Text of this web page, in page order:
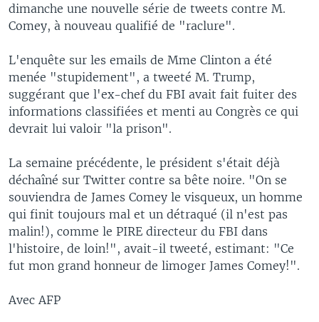
dimanche une nouvelle série de tweets contre M.
Comey, à nouveau qualifié de "raclure".
L'enquête sur les emails de Mme Clinton a été
menée "stupidement", a tweeté M. Trump,
suggérant que l'ex-chef du FBI avait fait fuiter des
informations classifiées et menti au Congrès ce qui
devrait lui valoir "la prison".
La semaine précédente, le président s'était déjà
déchaîné sur Twitter contre sa bête noire. "On se
souviendra de James Comey le visqueux, un homme
qui finit toujours mal et un détraqué (il n'est pas
malin!), comme le PIRE directeur du FBI dans
l'histoire, de loin!", avait-il tweeté, estimant: "Ce
fut mon grand honneur de limoger James Comey!".
Avec AFP